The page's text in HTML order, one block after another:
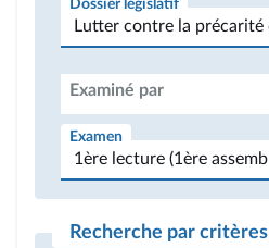
Dossier législatif
Examiné par
Examen
Recherche par critères